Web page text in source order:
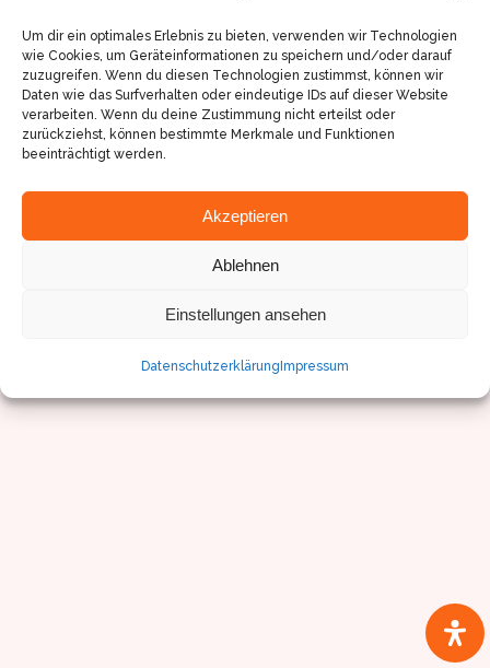
Um dir ein optimales Erlebnis zu bieten, verwenden wir Technologien
wie Cookies, um Geräteinformationen zu speichern und/oder darauf
zuzugreifen. Wenn du diesen Technologien zustimmst, können wir
Daten wie das Surfverhalten oder eindeutige IDs auf dieser Website
verarbeiten. Wenn du deine Zustimmung nicht erteilst oder
zurückziehst, können bestimmte Merkmale und Funktionen
beeinträchtigt werden.
Akzeptieren
Ablehnen
Einstellungen ansehen
Datenschutzerklärung Impressum